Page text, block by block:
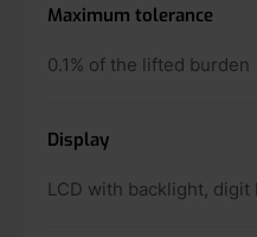
Maximum tolerance
0.1% of the lifted burden
Display
LCD with backlight, digit